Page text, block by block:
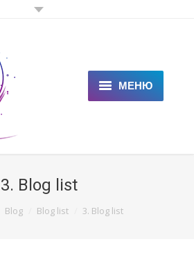
МЕНЮ
3. Blog list
Blog Blog list 3. Blog list